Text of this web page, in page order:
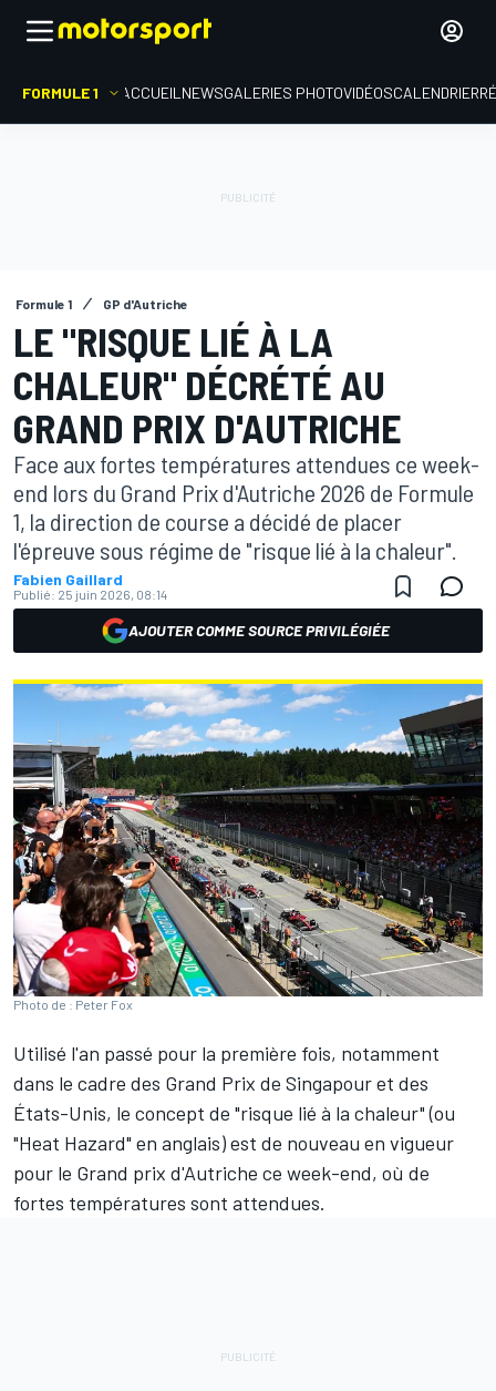
FORMULE 1 ACCUEIL NEWSGALERIES PHOTOVIDÉOSCALENDRIER
Formule 1 GP d'Autriche
LE "RISQUE LIÉ À LA
CHALEUR" DÉCRÉTÉ AU
GRAND PRIX D'AUTRICHE
Face aux fortes températures attendues ce week-
end lors du Grand Prix d'Autriche 2026 de Formule
1, la direction de course a décidé de placer
l'épreuve sous régime de "risque lié à la chaleur".
Fabien Gaillard
Publié: 25 juin 2026, 08:14
AJOUTER COMME SOURCE PRIVILÉGIÉE
Photo de : Peter Fox
Utilisé l'an passé pour la première fois, notamment
dans le cadre des Grand Prix de Singapour et des
États-Unis, le concept de "risque lié à la chaleur" (ou
"Heat Hazard" en anglais) est de nouveau en vigueur
pour le Grand prix d'Autriche ce week-end, où de
fortes températures sont attendues.